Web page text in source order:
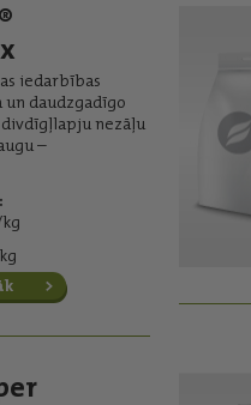
iedarbības
daudzgadīgo
nezāļu
–